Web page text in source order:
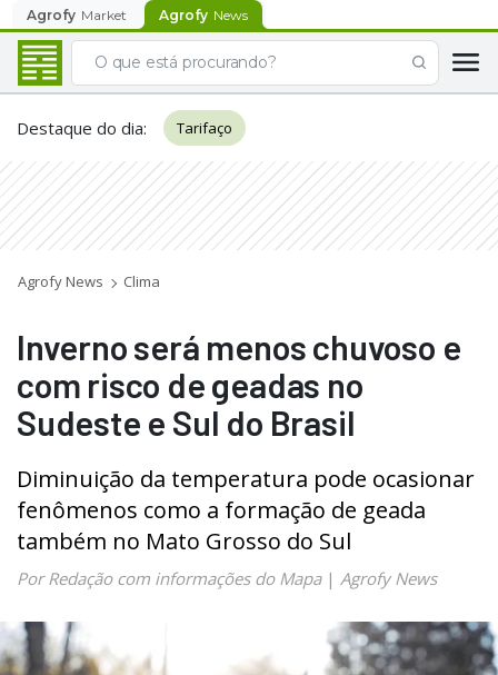
Agrofy Market Agrofy News
Destaque do dia: Tarifaço
Agrofy News Clima
Inverno será menos chuvoso e
com risco de geadas no
Sudeste e Sul do Brasil
Diminuição da temperatura pode ocasionar
fenômenos como a formação de geada
também no Mato Grosso do Sul
Por Redação com informações do Mapa| Agrofy News